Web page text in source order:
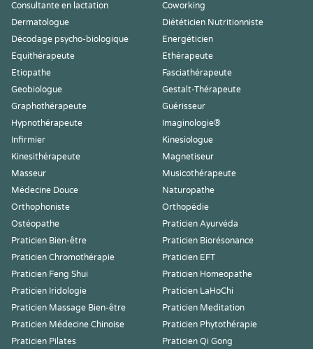
Consultante en lactation
Coworking
Dermatologue
Diététicien Nutritionniste
Décodage psycho-biologique
Energéticien
Equithérapeute
Ethérapeute
Etiopathe
Fasciathérapeute
Geobiologue
Gestalt-Thérapeute
Graphothérapeute
Guérisseur
Hypnothérapeute
Imaginologie®
Infirmier
Kinesiologue
Kinesithérapeute
Magnetiseur
Masseur
Musicothérapeute
Médecine Douce
Naturopathe
Orthophoniste
Orthopédie
Ostéopathe
Praticien Ayurvéda
Praticien Bien-être
Praticien Biorésonance
Praticien Chromothérapie
Praticien EFT
Praticien Feng Shui
Praticien Homeopathe
Praticien Iridologie
Praticien LaHoChi
Praticien Massage Bien-être
Praticien Meditation
Praticien Médecine Chinoise
Praticien Phytothérapie
Praticien Pilates
Praticien Qi Gong